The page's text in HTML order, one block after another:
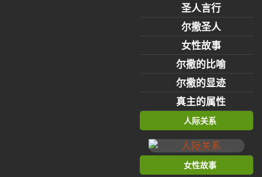
圣人言行
尔撒圣人
女性故事
尔撒的比喻
尔撒的显迹
真主的属性
人际关系
女性故事